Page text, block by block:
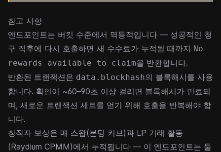
참고 사항
엔드포인트는 버킷 수준에서 멱등적입니다 — 성공적인 청
구 직후에 다시 호출하면 새 수수료가 누적될 때까지 No
rewards available to claim을 반환합니다.
반환된 트랜잭션은 data.blockhash의 블록해시를 사용
합니다. 확인이 ~60–90초 이상 걸리면 블록해시가 만료되
며, 새로운 트랜잭션 세트를 얻기 위해 호출을 반복해야 합
니다.
창작자 보상은 매 스왑(본딩 커브)과 LP 거래 활동
(Raydium CPMM)에서 누적됩니다 — 이 엔드포인트는 둘